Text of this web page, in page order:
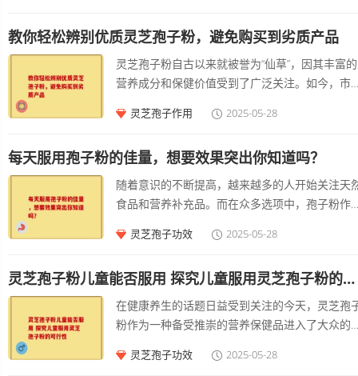
教你轻松辨别优质灵芝孢子粉，避免购买到劣质产品
灵芝孢子粉自古以来就被誉为“仙草”，因其丰富的
营养成分和保健价值受到了广泛关注。如今，市
择中，怎样才能鉴别出优质的灵芝孢子粉，避免
实用的技巧，帮助你轻松辨别优质灵芝孢子粉。
解灵芝孢子粉的基本知识 在深入了解鉴别方法之
前，先来简单认识一下灵芝孢子粉。灵芝孢子粉
营养成分，具有较高的营养价值和保健功能。通
均匀，而劣质产品往往存在色泽暗淡、杂质多、
选购时更具判断力。
灵芝孢子作用 2025-05-28
每天服用孢子粉的佳量，想要效果突出你知道吗？
随着意识的不断提高，越来越多的人开始关注天
食品和营养补充品。而在众多选项中，孢子粉作
备受关注。今天我们就来聊聊，怎样确定每天服
的基本了解 孢子粉，来源于某些菌类的孢子，经
殊工艺处理后制成的粉末。它含有丰富的氨基酸
维生素和矿物质，对提升、促进代谢有一定帮助
问：我每天要吃多少才能达到好的效果？ 适合的
灵芝孢子功效 2025-05-28
灵芝孢子粉儿童能否服用 探究儿童服用灵芝孢子粉的可行性
在健康养生的话题日益受到关注的今天，灵芝孢
粉作为一种备受推崇的营养保健品进入了大众的
童能服用吗”就成了许多家长关心的问题。 我们需
灵芝孢子功效 2025-05-28